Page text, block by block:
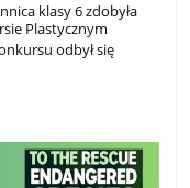
klasy 6 zdobyła
Plastycznym
odbył się